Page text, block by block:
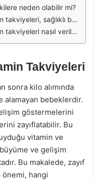
neden olabilir mi?
beslenmenin yerini alır mı?
nasıl verilmeli?
Takviyeleri
sonra kilo alımında
alamayan bebeklerdir.
göstermelerini
zayıflatabilir. Bu
vitamin ve
ve gelişim
Bu makalede, zayıf
hangi